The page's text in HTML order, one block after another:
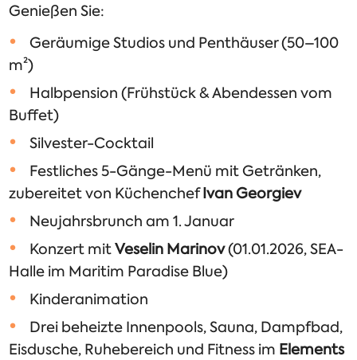
Genießen Sie:
Geräumige Studios und Penthäuser (50–100
m²)
Halbpension (Frühstück & Abendessen vom
Buffet)
Silvester-Cocktail
Festliches 5-Gänge-Menü mit Getränken,
zubereitet von KüchenchefIvan Georgiev
Neujahrsbrunch am 1. Januar
Konzert mitVeselin Marinov(01.01.2026, SEA-
Halle im Maritim Paradise Blue)
Kinderanimation
Drei beheizte Innenpools, Sauna, Dampfbad,
Eisdusche, Ruhebereich und Fitness im Elements